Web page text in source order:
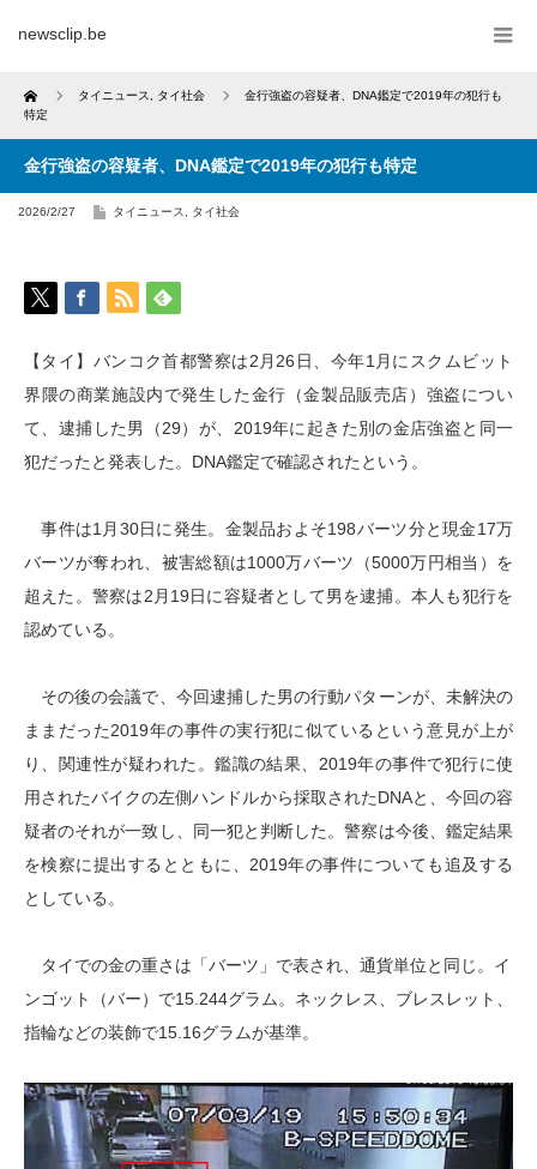
newsclip.be
Home タイニュース タイ社会
金行強盗の容疑者、DNA鑑定で2019年の犯行も
特定
金行強盗の容疑者、DNA鑑定で2019年の犯行も特定
2026/2/27 タイニュース タイ社会
【タイ】バンコク首都警察は2月26日、今年1月にスクムビット
界隈の商業施設内で発生した金行（金製品販売店）強盗につい
て、逮捕した男（29）が、2019年に起きた別の金店強盗と同一
犯だったと発表した。DNA鑑定で確認されたという。
事件は1月30日に発生。金製品およそ198バーツ分と現金17万
バーツが奪われ、被害総額は1000万バーツ（5000万円相当）を
超えた。警察は2月19日に容疑者として男を逮捕。本人も犯行を
認めている。
その後の会議で、今回逮捕した男の行動パターンが、未解決の
ままだった2019年の事件の実行犯に似ているという意見が上が
り、関連性が疑われた。鑑識の結果、2019年の事件で犯行に使
用されたバイクの左側ハンドルから採取されたDNAと、今回の容
疑者のそれが一致し、同一犯と判断した。警察は今後、鑑定結果
を検察に提出するとともに、2019年の事件についても追及する
としている。
タイでの金の重さは「バーツ」で表され、通貨単位と同じ。イ
ンゴット（バー）で15.244グラム。ネックレス、ブレスレット、
指輪などの装飾で15.16グラムが基準。